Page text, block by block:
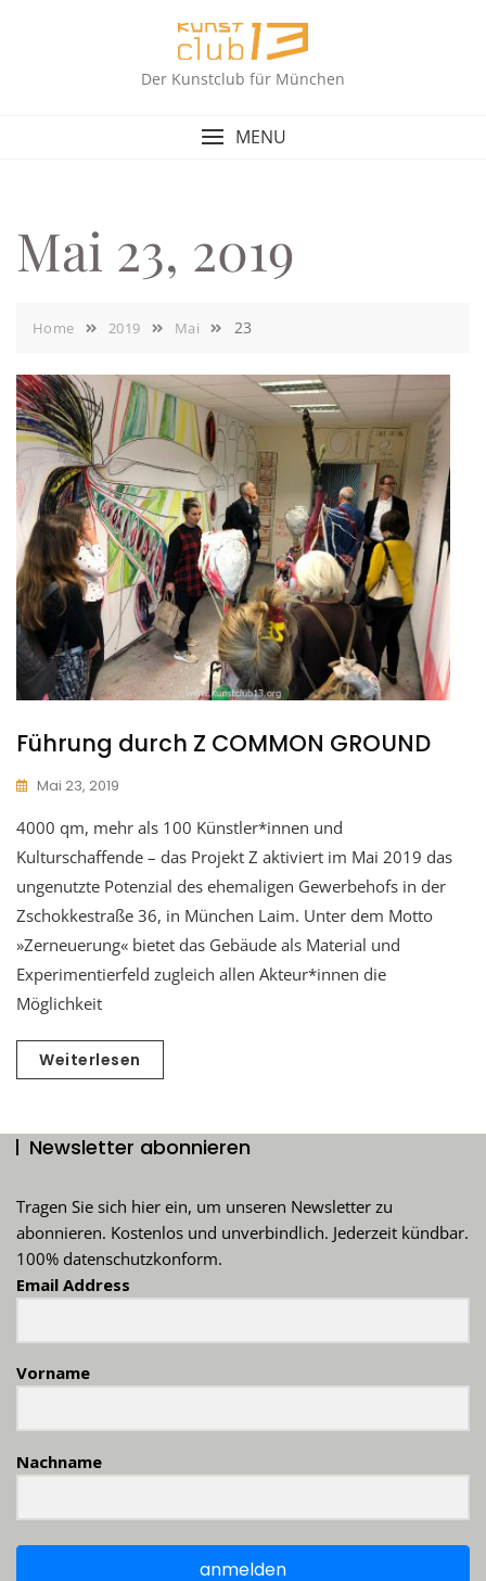
Der Kunstclub für München
MENU
Mai 23, 2019
Home 2019 Mai 23
Führung durch Z COMMON GROUND
Mai 23, 2019
4000 qm, mehr als 100 Künstler*innen und
Kulturschaffende – das Projekt Z aktiviert im Mai 2019 das
ungenutzte Potenzial des ehemaligen Gewerbehofs in der
Zschokkestraße 36, in München Laim. Unter dem Motto
»Zerneuerung« bietet das Gebäude als Material und
Experimentierfeld zugleich allen Akteur*innen die
Möglichkeit
Weiterlesen
Newsletter abonnieren
Tragen Sie sich hier ein, um unseren Newsletter zu
abonnieren. Kostenlos und unverbindlich. Jederzeit kündbar.
100% datenschutzkonform.
Email Address
Vorname
Nachname
anmelden